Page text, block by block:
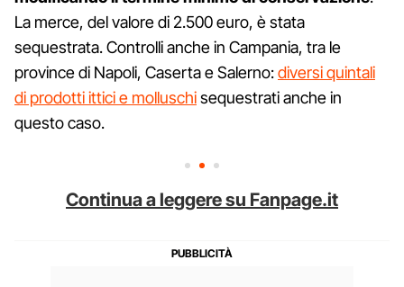
La merce, del valore di 2.500 euro, è stata
sequestrata. Controlli anche in Campania, tra le
province di Napoli, Caserta e Salerno:diversi quintali
di prodotti ittici e molluschisequestrati anche in
questo caso.
Continua a leggere su Fanpage.it